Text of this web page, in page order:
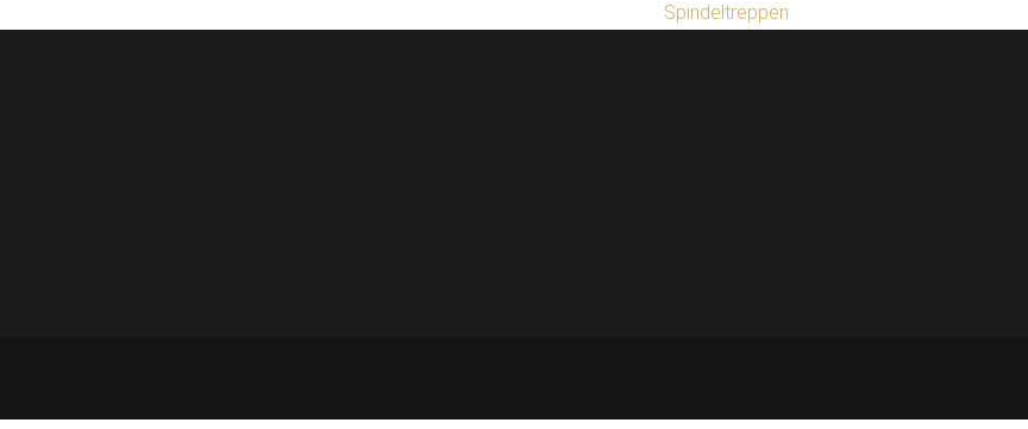
Spindeltreppen